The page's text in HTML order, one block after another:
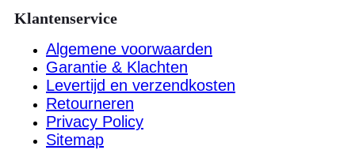
Klantenservice
Algemene voorwaarden
Garantie & Klachten
Levertijd en verzendkosten
Retourneren
Privacy Policy
Sitemap